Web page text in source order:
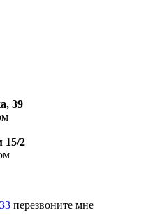
39
15/2
перезвоните мне